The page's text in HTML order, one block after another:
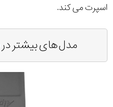
اسپرت می کند.
مدل های بیشتر در